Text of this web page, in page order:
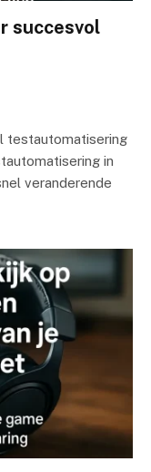
succesvol
testautomatisering
in
veranderende